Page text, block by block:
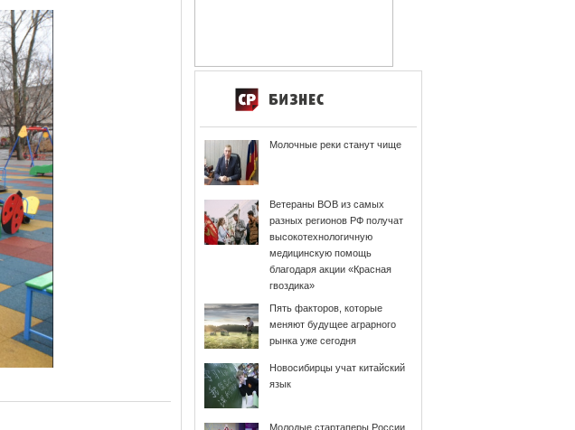
Молочные реки станут чище
Ветераны ВОВ из самых
разных регионов РФ получат
высокотехнологичную
медицинскую помощь
благодаря акции «Красная
гвоздика»
Пять факторов, которые
меняют будущее аграрного
рынка уже сегодня
Новосибирцы учат китайский
язык
Молодые стартаперы России